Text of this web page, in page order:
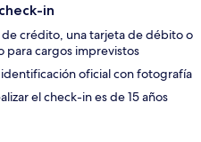
in
crédito, una tarjeta de débito o
para cargos imprevistos
oficial con fotografía
el check-in es de 15 años